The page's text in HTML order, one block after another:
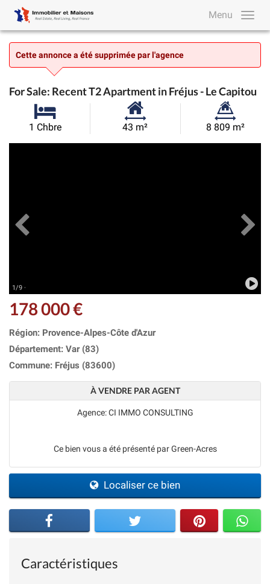
Menu
Cette annonce a été supprimée par l'agence
For Sale: Recent T2 Apartment in Fréjus - Le Capitou
1 Chbre
Surface
43 m²
Superficie
8 809 m²
1/9 ·
178 000 €
Région: Provence-Alpes-Côte d'Azur
Département: Var (83)
Commune: Fréjus (83600)
À VENDRE PAR AGENT
Agence: CI IMMO CONSULTING
Ce bien vous a été présenté par Green-Acres
Localiser ce bien
Caractéristiques